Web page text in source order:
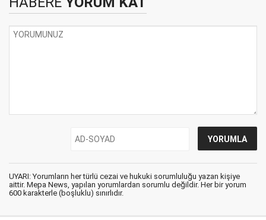
UYARI: Yorumların her türlü cezai ve hukuki sorumluluğu yazan kişiye
aittir. Mepa News, yapılan yorumlardan sorumlu değildir. Her bir yorum
600 karakterle (boşluklu) sınırlıdır.